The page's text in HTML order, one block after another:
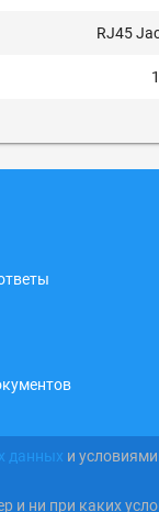
RJ45
данных и условиями
и ни при каких